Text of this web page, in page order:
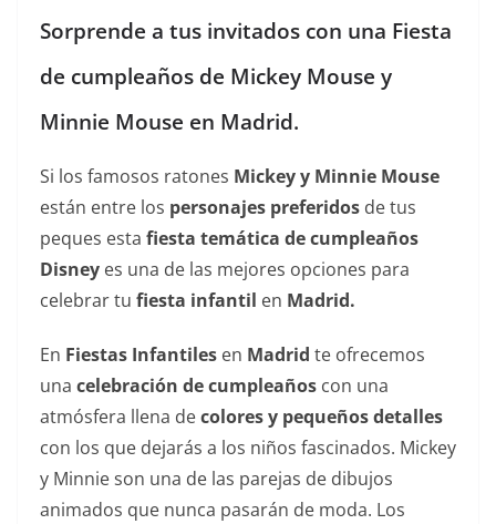
Sorprende a tus invitados con una Fiesta
de cumpleaños de Mickey Mouse y
Minnie Mouse en Madrid.
Si los famosos ratones Mickey y Minnie Mouse
están entre los personajes preferidos de tus
peques esta fiesta temática de cumpleaños
Disney es una de las mejores opciones para
celebrar tu fiesta infantil en Madrid.
En Fiestas Infantiles en Madrid te ofrecemos
una celebración de cumpleaños con una
atmósfera llena decolores y pequeños detalles
con los que dejarás a los niños fascinados. Mickey
y Minnie son una de las parejas de dibujos
animados que nunca pasarán de moda. Los